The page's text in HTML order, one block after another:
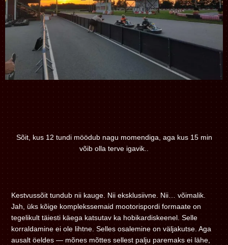
Sõit, kus 12 tundi möödub nagu momendiga, aga kus 15 min
võib olla terve igavik..
Kestvussõit tundub nii kauge. Nii eksklusiivne. Nii… võimalik.
Jah, üks kõige komplekssemaid mootorispordi formaate on
tegelikult täiesti käega katsutav ka hobikardiskeenel. Selle
korraldamine ei ole lihtne. Selles osalemine on väljakutse. Aga
ausalt öeldes — mõnes mõttes sellest palju paremaks ei lähe,